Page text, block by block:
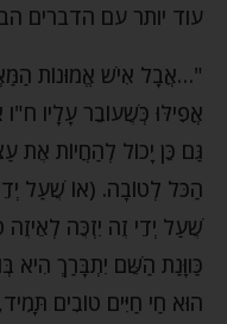
עוד יותר עם הדברים
"…אֲבָל אִישׁ אֱמוּנוֹת
אֲפִילּוּ כְּשֶׁעוֹבֵר עָלָיו
גַּם כֵּן יָכוֹל לְהַחֲיוֹת אֶת
הַכֹּל לְטוֹבָה. (אוֹ שֶׁעַל יְדֵי
שֶׁעַל יְדֵי זֶה יִזְכֶּה לְאֵיזֶה
כַּווָּנַת הַשֵּׁם יִתְבָּרַךְ הִיא
הוּא חַי חַיִּים טוֹבִים